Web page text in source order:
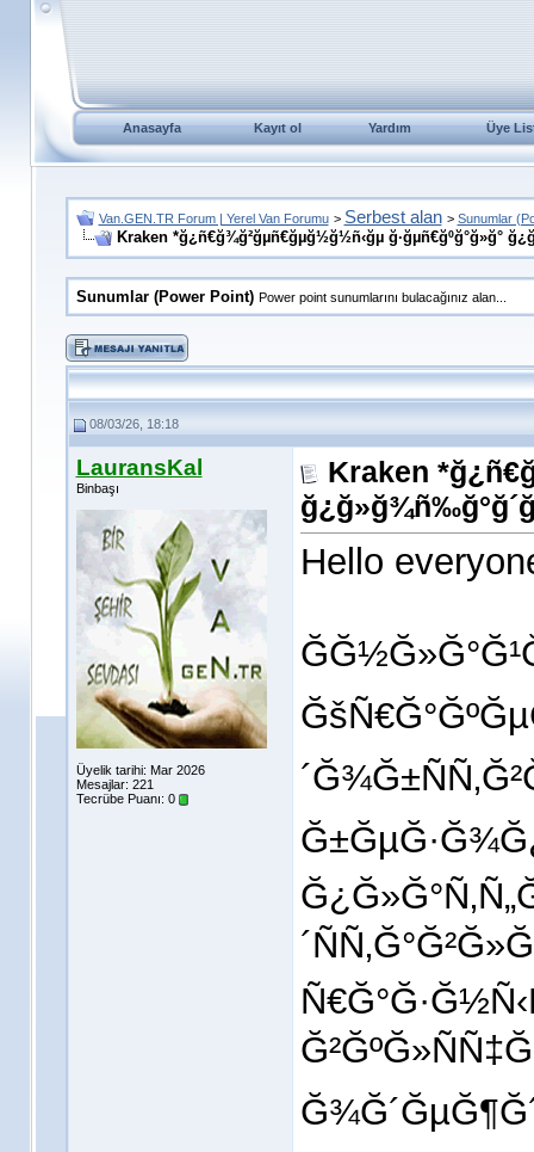
Anasayfa Kayıt ol Yardım Üye
Van.GEN.TR Forum | Yerel Van Forumu > Serbest alan > Sunumlar
Kraken *ğ¿ñ€ğ¾ğ²ğµñ€ğµğ½ğ½ñ‹ğµ ğ·ğµñ€ğºğ°ğ»ğ°
Sunumlar (Power Point) Power point sunumlarını bulacağınız alan...
08/03/26, 18:18
LauransKal
Binbaşı
Üyelik tarihi: Mar 2026
Mesajlar: 221
Tecrübe Puanı: 0
Kraken
Hello